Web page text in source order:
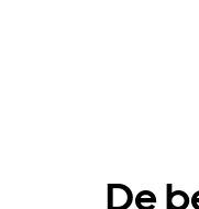
datum
De